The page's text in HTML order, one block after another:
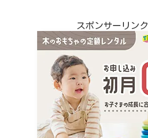
スポンサーリンク